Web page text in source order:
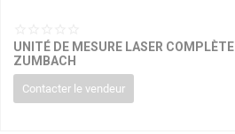
UNITÉ DE MESURE LASER COMPLÈTE
ZUMBACH
Contacter le vendeur